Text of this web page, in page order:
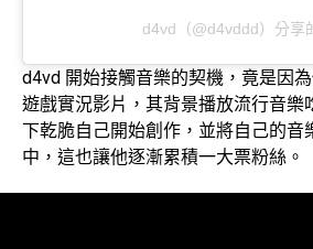
d4vd（@d4vddd）分享
d4vd 開始接觸音樂的契機，竟是因
遊戲實況影片，其背景播放流行音樂
下乾脆自己開始創作，並將自己的音
中，這也讓他逐漸累積一大票粉絲。